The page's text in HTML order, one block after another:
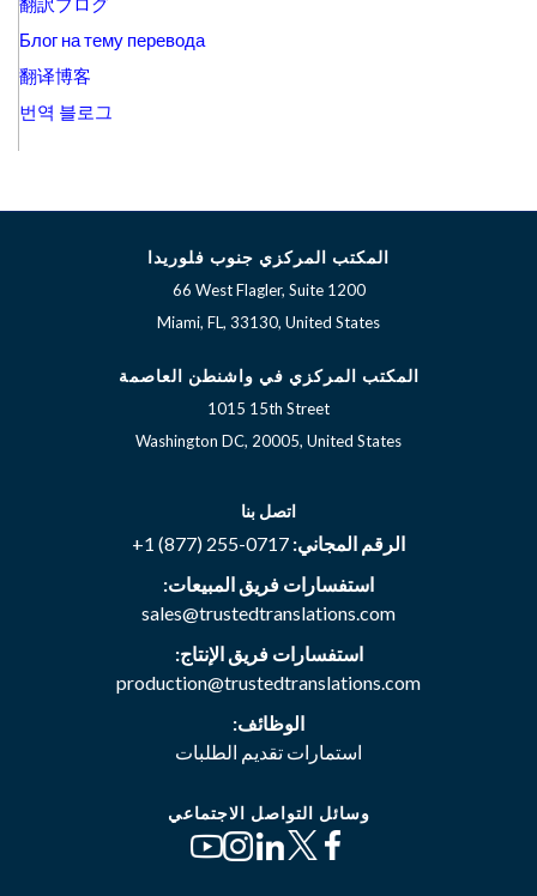
Блог на тему перевода
翻译博客
번역 블로그
المكتب المركزي جنوب فلوريدا
66 West Flagler, Suite 1200
Miami, FL, 33130, United States
المكتب المركزي في واشنطن العاصمة
1015 15th Street
Washington DC, 20005, United States
اتصل بنا
الرقم المجاني: +1 (877) 255-0717
استفسارات فريق المبيعات:
sales@trustedtranslations.com
استفسارات فريق الإنتاج:
production@trustedtranslations.com
الوظائف:
استمارات تقديم الطلبات
وسائل التواصل الاجتماعي